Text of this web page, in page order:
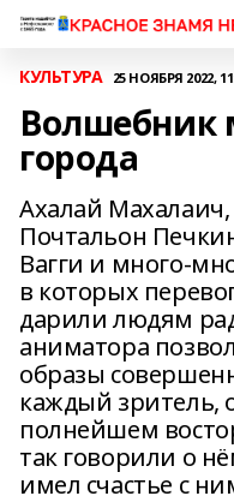
КУЛЬТУРА 25 НОЯБРЯ 2022,
Волшебник
города
Ахалай
Почтальон
Вагги и много-
в которых
дарили людям
аниматора
образы
каждый зритель,
полнейшем
так говорили о
имел счастье с